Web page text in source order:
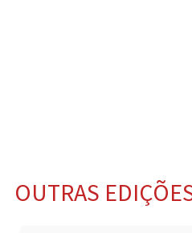
OUTRAS